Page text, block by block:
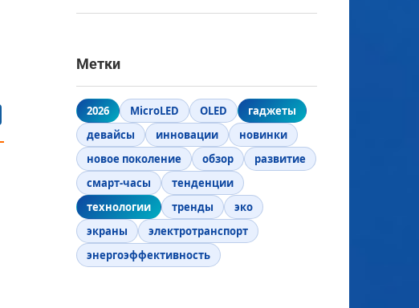
Метки
2026 MicroLED OLED
гаджеты
девайсы
инновации
новинки
новое поколение
обзор
развитие
смарт-часы
тенденции
технологии
тренды
эко
экраны
электротранспорт
энергоэффективность